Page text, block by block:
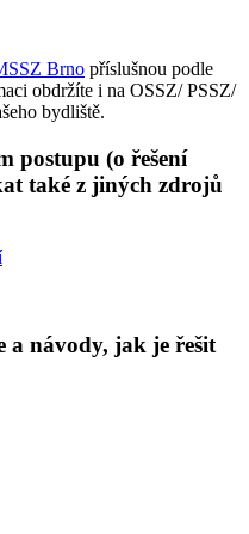
Brno příslušnou podle
obdržíte i na OSSZ/ PSSZ/
bydliště.
postupu (o řešení
také z jiných zdrojů
a návody, jak je řešit